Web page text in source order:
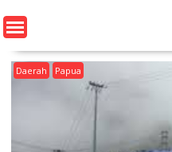
e
n
Daerah Papua